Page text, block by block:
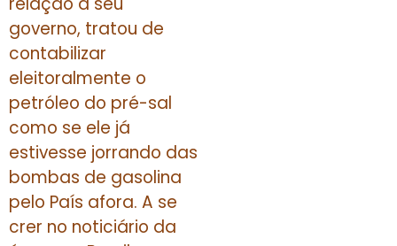
governo, tratou de
contabilizar
eleitoralmente o
petróleo do pré-sal
como se ele já
estivesse jorrando das
bombas de gasolina
pelo País afora. A se
crer no noticiário da